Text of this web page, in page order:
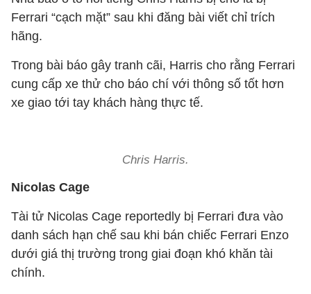
Ferrari “cạch mặt” sau khi đăng bài viết chỉ trích
hãng.
Trong bài báo gây tranh cãi, Harris cho rằng Ferrari
cung cấp xe thử cho báo chí với thông số tốt hơn
xe giao tới tay khách hàng thực tế.
Chris Harris.
Nicolas Cage
Tài tử Nicolas Cage reportedly bị Ferrari đưa vào
danh sách hạn chế sau khi bán chiếc Ferrari Enzo
dưới giá thị trường trong giai đoạn khó khăn tài
chính.